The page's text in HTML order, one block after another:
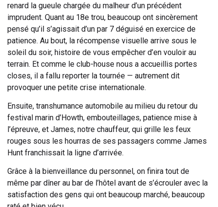
renard la gueule chargée du malheur d’un précédent
imprudent. Quant au 18e trou, beaucoup ont sincèrement
pensé qu’il s’agissait d’un par 7 déguisé en exercice de
patience. Au bout, la récompense visuelle arrive sous le
soleil du soir, histoire de vous empêcher d’en vouloir au
terrain. Et comme le club-house nous a accueillis portes
closes, il a fallu reporter la tournée — autrement dit
provoquer une petite crise internationale.
Ensuite, transhumance automobile au milieu du retour du
festival marin d’Howth, embouteillages, patience mise à
l’épreuve, et James, notre chauffeur, qui grille les feux
rouges sous les hourras de ses passagers comme James
Hunt franchissait la ligne d’arrivée.
Grâce à la bienveillance du personnel, on finira tout de
même par dîner au bar de l’hôtel avant de s’écrouler avec la
satisfaction des gens qui ont beaucoup marché, beaucoup